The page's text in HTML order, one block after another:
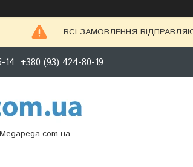
ВСІ ЗАМОВЛЕННЯ
14 +380 (93) 424-80-19